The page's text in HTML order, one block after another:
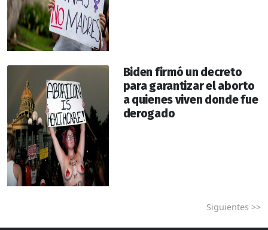
Biden firmó un decreto
para garantizar el aborto
a quienes viven donde fue
derogado
Siguientes >>